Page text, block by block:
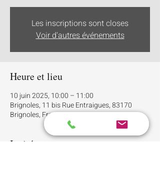
Les inscriptions sont closes
Voir d'autres événements
Heure et lieu
10 juin 2025, 10:00 – 11:00
Brignoles, 11 bis Rue Entraigues, 83170
Brignoles, France
Invités